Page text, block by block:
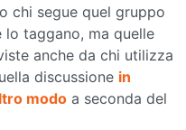
chi segue quel gruppo
taggano, ma quelle
anche da chi utilizza
discussione in
modo a seconda del